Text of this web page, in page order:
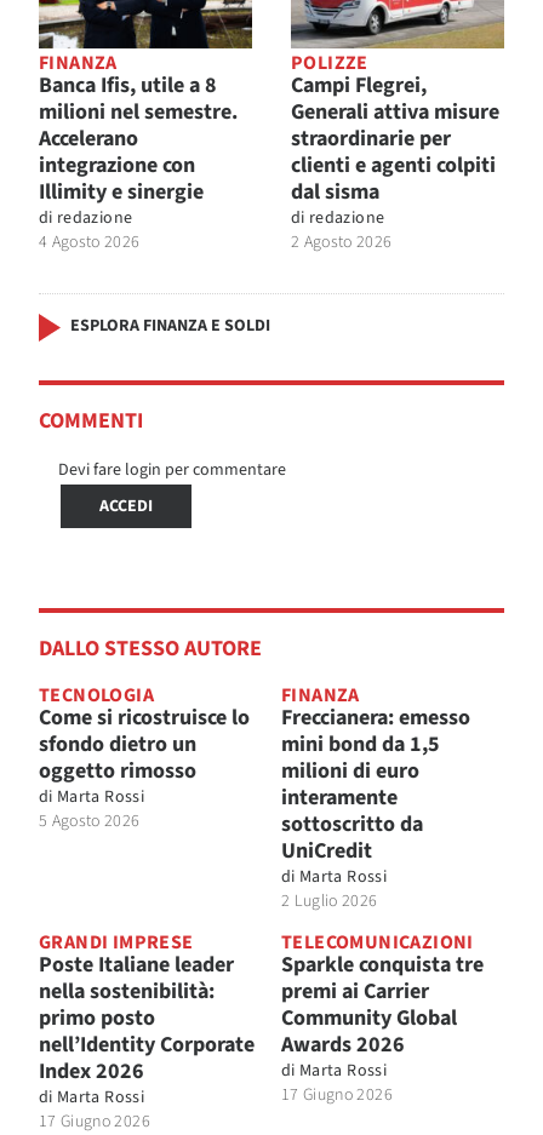
FINANZA
Banca Ifis, utile a 8
milioni nel semestre.
Accelerano
integrazione con
Illimity e sinergie
di redazione
4 Agosto 2026
POLIZZE
Campi Flegrei,
Generali attiva misure
straordinarie per
clienti e agenti colpiti
dal sisma
di redazione
2 Agosto 2026
ESPLORA FINANZA E SOLDI
COMMENTI
Devi fare login per commentare
ACCEDI
DALLO STESSO AUTORE
TECNOLOGIA
Come si ricostruisce lo
sfondo dietro un
oggetto rimosso
di Marta Rossi
5 Agosto 2026
FINANZA
Freccianera: emesso
mini bond da 1,5
milioni di euro
interamente
sottoscritto da
UniCredit
di Marta Rossi
2 Luglio 2026
GRANDI IMPRESE
Poste Italiane leader
nella sostenibilità:
primo posto
nell’Identity Corporate
Index 2026
di Marta Rossi
17 Giugno 2026
TELECOMUNICAZIONI
Sparkle conquista tre
premi ai Carrier
Community Global
Awards 2026
di Marta Rossi
17 Giugno 2026